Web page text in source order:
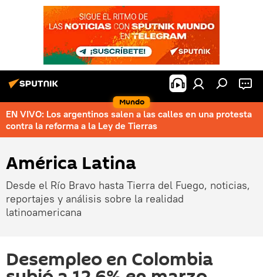
Mundo
EN VIVO: Los argentinos salen a las calles en una protesta
contra la reforma a la Ley de Tierras
América Latina
Desde el Río Bravo hasta Tierra del Fuego, noticias,
reportajes y análisis sobre la realidad
latinoamericana
Desempleo en Colombia